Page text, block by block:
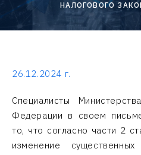
НАЛОГОВОГО
26.12.2024 г.
Специалисты
Федерации в своем
то, что согласно части 2
изменение